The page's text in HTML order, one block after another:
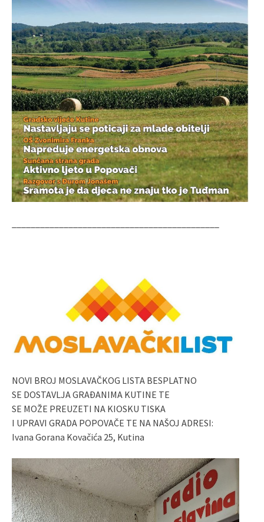
NOVI BROJ MOSLAVAČKOG LISTA BESPLATNO
SE DOSTAVLJA GRAĐANIMA KUTINE TE
SE MOŽE PREUZETI NA KIOSKU TISKA
I UPRAVI GRADA POPOVAČE TE NA NAŠOJ ADRESI:
Ivana Gorana Kovačića 25, Kutina